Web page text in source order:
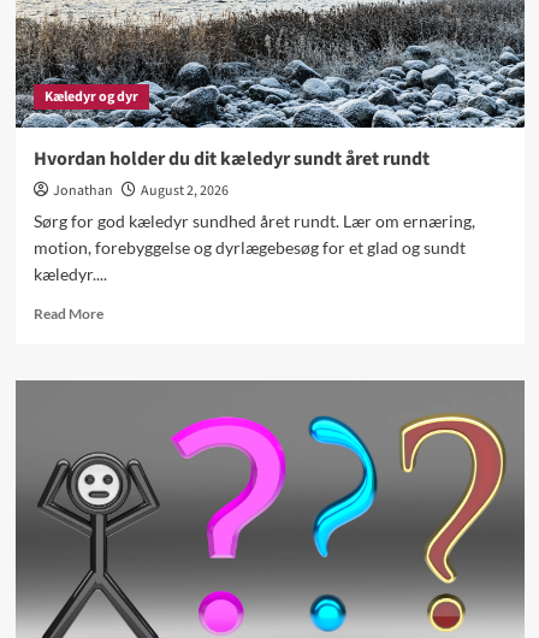
Kæledyr og dyr
Hvordan holder du dit kæledyr sundt året rundt
Jonathan
August 2, 2026
Sørg for god kæledyr sundhed året rundt. Lær om ernæring,
motion, forebyggelse og dyrlægebesøg for et glad og sundt
kæledyr....
Read MoreRead
Hvordan
kæledyr
sundt
året
rundt